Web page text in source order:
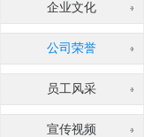
企业文化
公司荣誉
员工风采
宣传视频